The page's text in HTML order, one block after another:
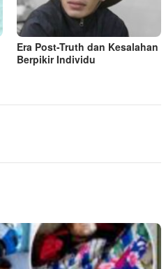
Era Post-Truth dan Kesalahan
Berpikir Individu